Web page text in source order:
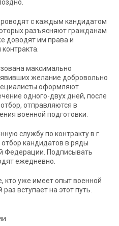
с каждым кандидатом
разъясняют гражданам
доводят им права и
максимально
желание добровольно
оформляют
одного-двух дней, после
отправляются в
военной подготовки.
службу по контракту в г.
кандидатов в ряды
Федерации. Подписывать
ежедневно.
кто уже имеет опыт военной
вступает на этот путь.